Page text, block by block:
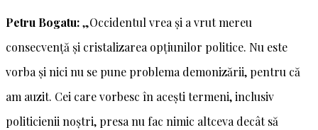
Petru Bogatu:„Occidentul vrea și a vrut mereu
consecvență și cristalizarea opțiunilor politice. Nu este
vorba și nici nu se pune problema demonizării, pentru că
am auzit. Cei care vorbesc în acești termeni, inclusiv
politicienii noștri, presa nu fac nimic altceva decât să